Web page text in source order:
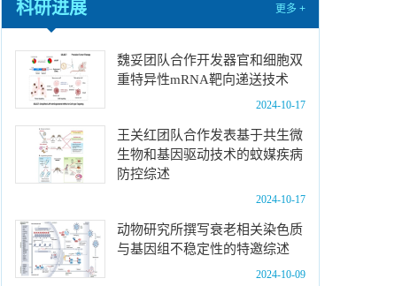
关于2024年度中国科学院杰出科技成就奖的推
荐公示[2024-09-30]
中国科学院动物研究所2025年博士招生目录
[2024-09-29]
2025年招收推荐免试硕士（含直博）研究生第
四批拟录取结果公示[2024-09-29]
中国科学院动物研究所2025年招收攻读博士学
中国科学院动物研究所2025年招收攻读硕士学
位研究生简章[2024-10-15]
中国科学院动物研究所2025年推免生放弃拟录
科研进展 更多 +
魏妥团队合作开发器官和细胞双
重特异性mRNA靶向递送技术
2024-10-17
王关红团队合作发表基于共生微
生物和基因驱动技术的蚊媒疾病
防控综述
2024-10-17
动物研究所撰写衰老相关染色质
与基因组不稳定性的特邀综述
2024-10-09